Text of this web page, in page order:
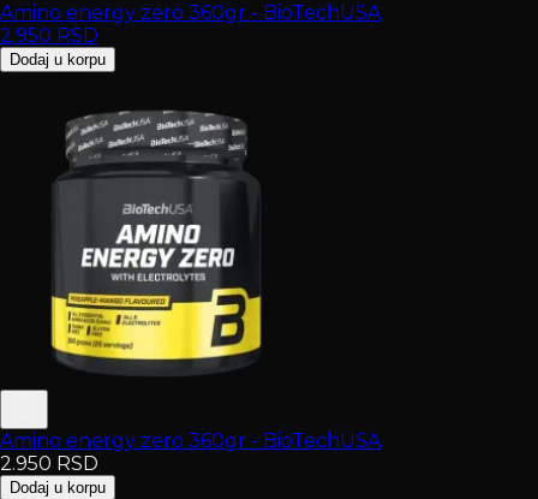
Amino energy zero 360gr - BioTechUSA
2.950 RSD
Dodaj u korpu
Amino energy zero 360gr - BioTechUSA
2.950 RSD
Dodaj u korpu